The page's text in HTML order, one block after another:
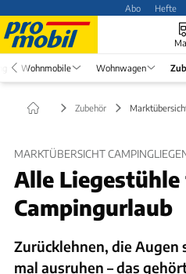
Abo Hefte
Wohnmobile Wohnwagen
Zubehör
MARKTÜBERSICHT
Alle Liegestühle
Campingurlaub
Zurücklehnen, die Augen
mal ausruhen – das